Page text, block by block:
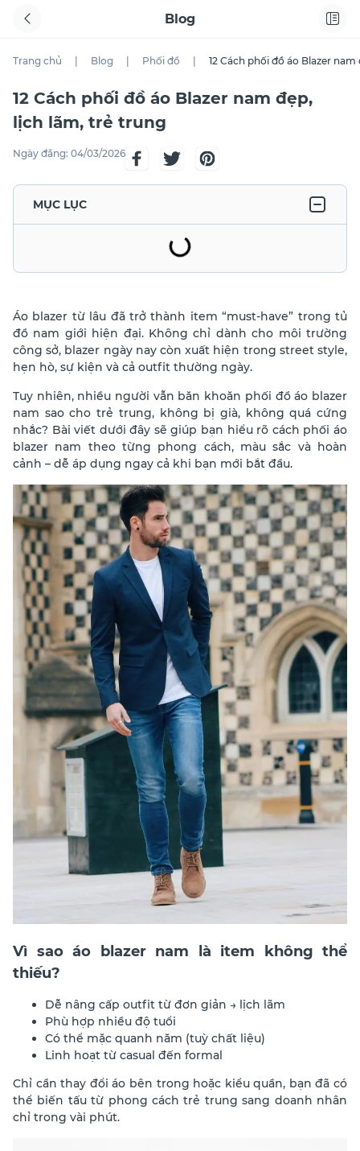
Blog
Trang chủ Blog Phối đồ 12 Cách phối đồ áo Blazer
12 Cách phối đồ áo Blazer nam đẹp,
lịch lãm, trẻ trung
Ngày đăng: 04/03/2026
MỤC LỤC
Áo blazer từ lâu đã trở thành item “must-have” trong tủ
đồ nam giới hiện đại. Không chỉ dành cho môi trường
công sở, blazer ngày nay còn xuất hiện trong street style,
hẹn hò, sự kiện và cả outfit thường ngày.
Tuy nhiên, nhiều người vẫn băn khoăn phối đồ áo blazer
nam sao cho trẻ trung, không bị già, không quá cứng
nhắc? Bài viết dưới đây sẽ giúp bạn hiểu rõ cách phối áo
blazer nam theo từng phong cách, màu sắc và hoàn
cảnh – dễ áp dụng ngay cả khi bạn mới bắt đầu.
Vì sao áo blazer nam là item không thể
thiếu?
Dễ nâng cấp outfit từ đơn giản → lịch lãm
Phù hợp nhiều độ tuổi
Có thể mặc quanh năm (tuỳ chất liệu)
Linh hoạt từ casual đến formal
Chỉ cần thay đổi áo bên trong hoặc kiểu quần, bạn đã có
thể biến tấu từ phong cách trẻ trung sang doanh nhân
chỉ trong vài phút.